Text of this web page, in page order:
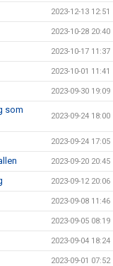
2023-12-13 12:51
2023-10-28 20:40
2023-10-17 11:37
2023-10-01 11:41
2023-09-30 19:09
som
2023-09-24 18:00
2023-09-24 17:05
2023-09-20 20:45
2023-09-12 20:06
2023-09-08 11:46
2023-09-05 08:19
2023-09-04 18:24
2023-09-01 07:52